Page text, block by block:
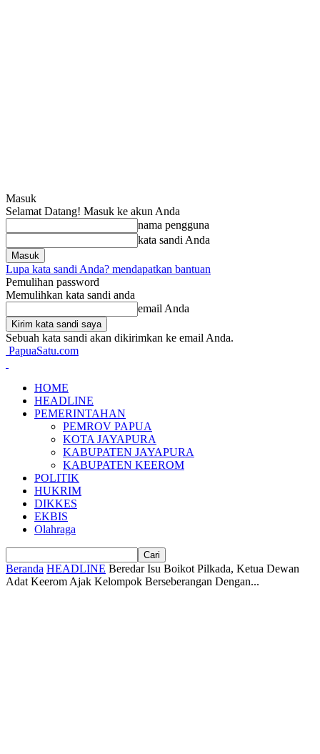
Masuk
Selamat Datang! Masuk ke akun Anda
nama pengguna
kata sandi Anda
Lupa kata sandi Anda? mendapatkan bantuan
Pemulihan password
Memulihkan kata sandi anda
email Anda
Sebuah kata sandi akan dikirimkan ke email Anda.
PapuaSatu.com
HOME
HEADLINE
PEMERINTAHAN
PEMROV PAPUA
KOTA JAYAPURA
KABUPATEN JAYAPURA
KABUPATEN KEEROM
POLITIK
HUKRIM
DIKKES
EKBIS
Olahraga
Beranda HEADLINE Beredar Isu Boikot Pilkada, Ketua Dewan
Adat Keerom Ajak Kelompok Berseberangan Dengan...